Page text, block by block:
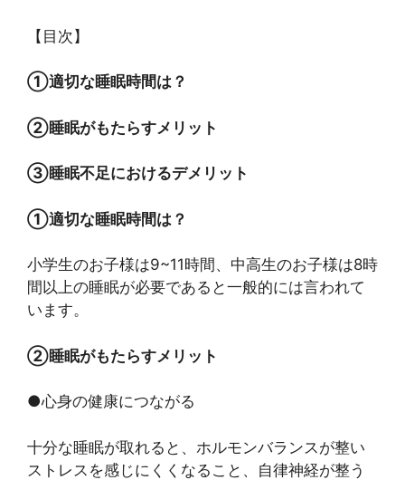
【目次】
①適切な睡眠時間は？
②睡眠がもたらすメリット
③睡眠不足におけるデメリット
①適切な睡眠時間は？
小学生のお子様は9~11時間、中高生のお子様は8時
間以上の睡眠が必要であると一般的には言われて
います。
②睡眠がもたらすメリット
●心身の健康につながる
十分な睡眠が取れると、ホルモンバランスが整い
ストレスを感じにくくなること、自律神経が整う